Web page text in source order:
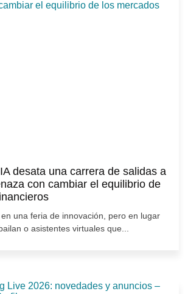
desata una carrera de salidas a
con cambiar el equilibrio de
una feria de innovación, pero en lugar
o asistentes virtuales que...